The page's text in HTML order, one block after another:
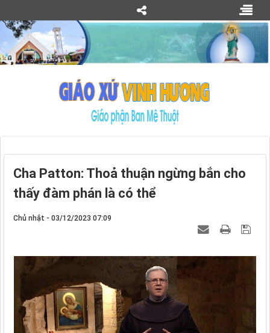
Cha Patton: Thoả thuận ngừng bắn cho
thấy đàm phán là có thể
Chủ nhật - 03/12/2023 07:09